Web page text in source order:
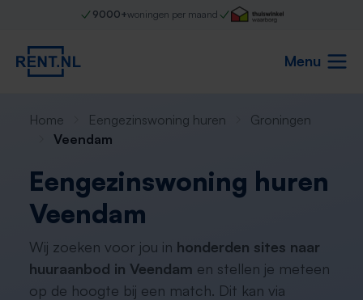
9000+woningen per maand
Menu
Home Eengezinswoning huren
Groningen
Veendam
Eengezinswoning huren
Veendam
Wij zoeken voor jou in honderden sites naar
huuraanbod in Veendam en stellen je meteen
op de hoogte bij een match. Dit kan via